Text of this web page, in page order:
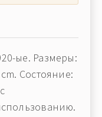
ые. Размеры:
Состояние: